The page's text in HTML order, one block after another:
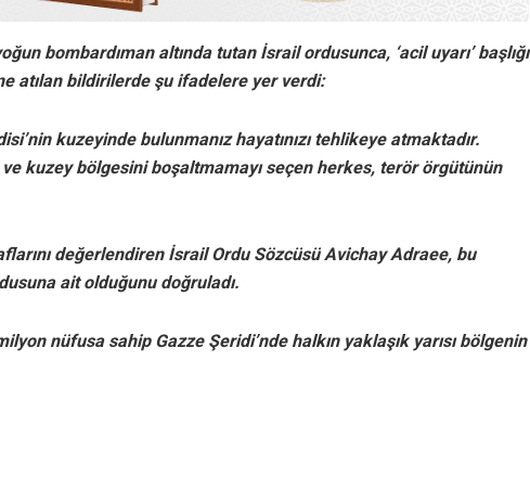
bombardıman altında tutan İsrail ordusunca, ‘acil uyarı’ başlığı
atılan bildirilerde şu ifadelere yer verdi:
kuzeyinde bulunmanız hayatınızı tehlikeye atmaktadır.
kuzey bölgesini boşaltmamayı seçen herkes, terör örgütünün
değerlendiren İsrail Ordu Sözcüsü Avichay Adraee, bu
ait olduğunu doğruladı.
nüfusa sahip Gazze Şeridi’nde halkın yaklaşık yarısı bölgenin